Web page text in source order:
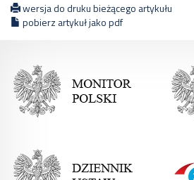
wersja do druku bieżącego artykułu
pobierz artykuł jako pdf